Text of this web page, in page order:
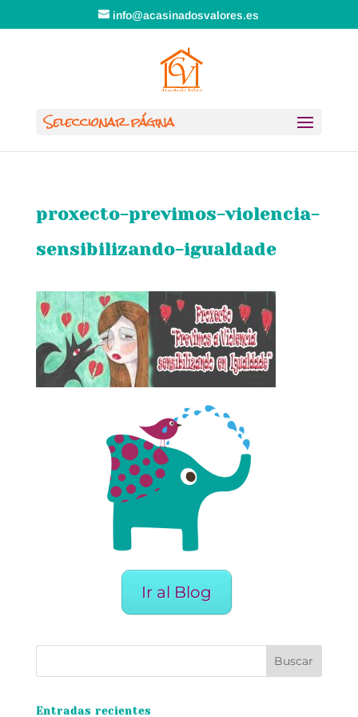
info@acasinadosvalores.es
Seleccionar página
proxecto-previmos-violencia-
sensibilizando-igualdade
Ir al Blog
Entradas recientes